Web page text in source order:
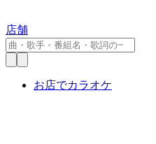
店舗
お店でカラオケ